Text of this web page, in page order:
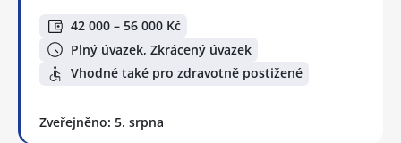
42 000 – 56 000 Kč
Plný úvazek, Zkrácený úvazek
Vhodné také pro zdravotně postižené
Zveřejněno: 5. srpna